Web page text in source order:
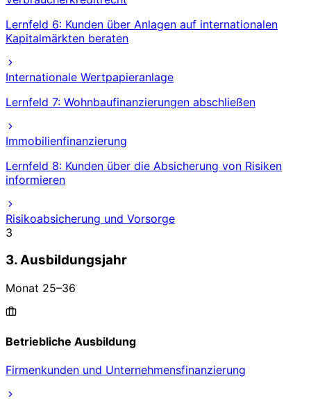
Lernfeld 6: Kunden über Anlagen auf internationalen
Kapitalmärkten beraten
Internationale Wertpapieranlage
Lernfeld 7: Wohnbaufinanzierungen abschließen
Immobilienfinanzierung
Lernfeld 8: Kunden über die Absicherung von Risiken
informieren
Risikoabsicherung und Vorsorge
3
3. Ausbildungsjahr
Monat 25–36
Betriebliche Ausbildung
Firmenkunden und Unternehmensfinanzierung